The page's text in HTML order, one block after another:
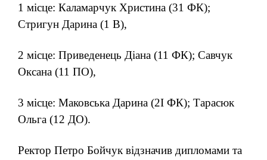
1 місце: Каламарчук Христина (31 ФК);
Стригун Дарина (1 В),
2 місце: Приведенець Діана (11 ФК); Савчук
Оксана (11 ПО),
3 місце: Маковська Дарина (2І ФК); Тарасюк
Ольга (12 ДО).
Ректор Петро Бойчук відзначив дипломами та